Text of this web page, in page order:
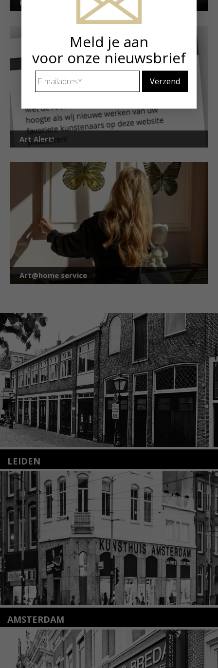
Kunstuitleen voor particulieren
Art Alert!
Art@home service
LEIDEN
Nieuwstraat 35
2312 KA Leiden
+31(0)71 – 52 84 480
info@kunsthuisleiden.nl
Lees meer
AMSTERDAM
Amstelveenseweg 135
1075 VX Amsterdam
+31 (0)20 2332546
info@kunsthuisamsterdam.nl
Meld je aan
voor onze nieuwsbrief
mailadres *